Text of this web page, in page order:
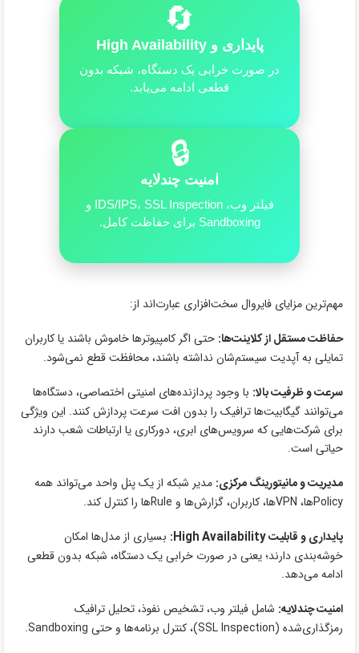
🔄
پایداری و High Availability
در صورت خرابی یک دستگاه، شبکه بدون
قطعی ادامه می‌یابد.
🔒
امنیت چندلایه
فیلتر وب، IDS/IPS، SSL Inspection و
Sandboxing برای حفاظت کامل.
مهم‌ترین مزایای فایروال سخت‌افزاری عبارت‌اند از:
حفاظت مستقل از کلاینت‌ها: حتی اگر کامپیوترها خاموش باشند یا کاربران
تمایلی به آپدیت سیستم‌شان نداشته باشند، محافظت قطع نمی‌شود.
سرعت و ظرفیت بالا: با وجود پردازنده‌های امنیتی اختصاصی، دستگاه‌ها
می‌توانند گیگابیت‌ها ترافیک را بدون افت سرعت پردازش کنند. این ویژگی
برای شرکت‌هایی که سرویس‌های ابری، دورکاری یا ارتباطات شعب دارند
حیاتی است.
مدیریت و مانیتورینگ مرکزی: مدیر شبکه از یک پنل واحد می‌تواند همه
Policyها، VPNها، کاربران، گزارش‌ها و Ruleها را کنترل کند.
پایداری و قابلیت High Availability:
بسیاری از مدل‌ها امکان
خوشه‌بندی دارند؛ یعنی در صورت خرابی یک دستگاه، شبکه بدون قطعی
ادامه می‌دهد.
امنیت چندلایه: شامل فیلتر وب، تشخیص نفوذ، تحلیل ترافیک
رمزگذاری‌شده (SSL Inspection)، کنترل برنامه‌ها و حتی Sandboxing.